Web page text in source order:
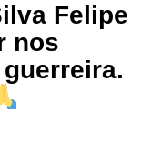
Felipe
nos